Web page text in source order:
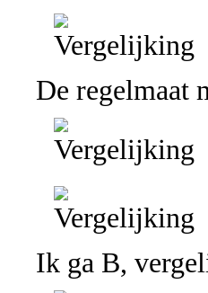
De regelmaat
Ik ga B,